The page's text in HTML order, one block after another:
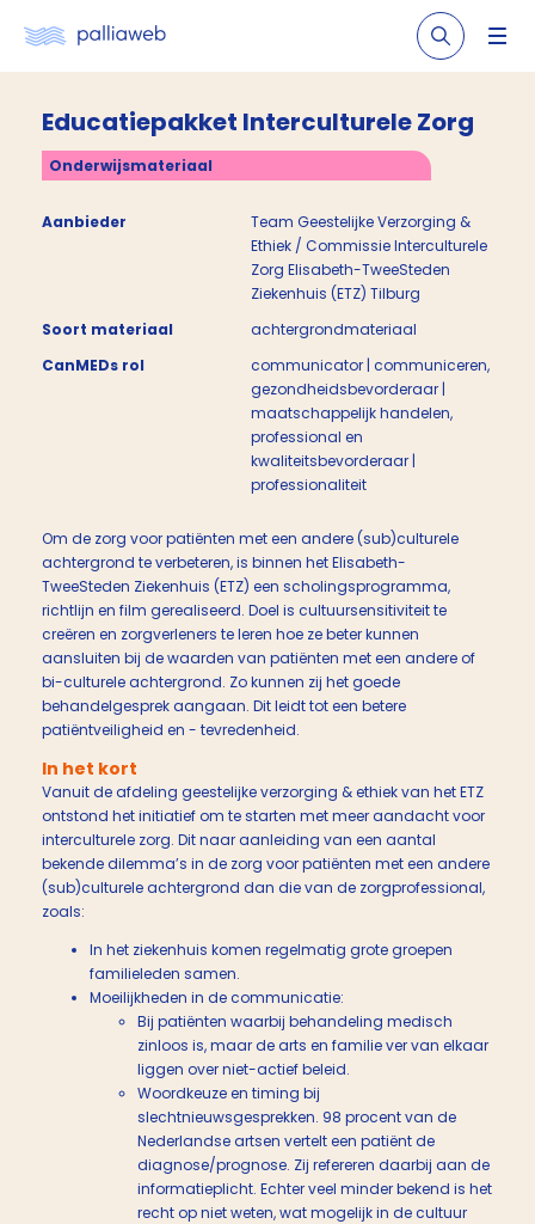
Educatiepakket Interculturele Zorg
Onderwijsmateriaal
Aanbieder
Team Geestelijke Verzorging &
Ethiek / Commissie Interculturele
Zorg Elisabeth-TweeSteden
Ziekenhuis (ETZ) Tilburg
Soort materiaal
achtergrondmateriaal
CanMEDs rol
communicator | communiceren,
gezondheidsbevorderaar |
maatschappelijk handelen,
professional en
kwaliteitsbevorderaar |
professionaliteit
Om de zorg voor patiënten met een andere (sub)culturele
achtergrond te verbeteren, is binnen het Elisabeth-
TweeSteden Ziekenhuis (ETZ) een scholingsprogramma,
richtlijn en film gerealiseerd. Doel is cultuursensitiviteit te
creëren en zorgverleners te leren hoe ze beter kunnen
aansluiten bij de waarden van patiënten met een andere of
bi-culturele achtergrond. Zo kunnen zij het goede
behandelgesprek aangaan. Dit leidt tot een betere
patiëntveiligheid en - tevredenheid.
In het kort
Vanuit de afdeling geestelijke verzorging & ethiek van het ETZ
ontstond het initiatief om te starten met meer aandacht voor
interculturele zorg. Dit naar aanleiding van een aantal
bekende dilemma’s in de zorg voor patiënten met een andere
(sub)culturele achtergrond dan die van de zorgprofessional,
zoals:
In het ziekenhuis komen regelmatig grote groepen
familieleden samen.
Moeilijkheden in de communicatie:
Bij patiënten waarbij behandeling medisch
zinloos is, maar de arts en familie ver van elkaar
liggen over niet-actief beleid.
Woordkeuze en timing bij
slechtnieuwsgesprekken. 98 procent van de
Nederlandse artsen vertelt een patiënt de
diagnose/prognose. Zij refereren daarbij aan de
informatieplicht. Echter veel minder bekend is het
recht op niet weten, wat mogelijk in de cultuur